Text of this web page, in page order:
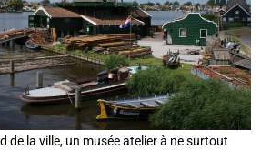
de la ville, un musée atelier à ne surtout